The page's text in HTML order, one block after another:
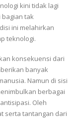
kini tidak lagi
bagian tak
ini melahirkan
teknologi.
konsekuensi dari
banyak
Namun di sisi
berbagai
Oleh
serta tantangan dari